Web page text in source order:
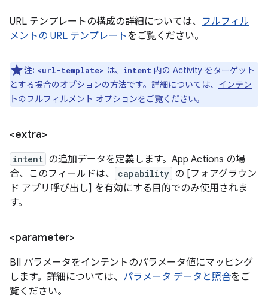
URL テンプレートの構成の詳細については、 フルフィル
メントの URL テンプレートをご覧ください。
注: <url-template> は、 intent 内の Activity をターゲット
とする場合のオプションの方法です。詳細については、 インテン
トのフルフィルメント オプションをご覧ください。
<extra>
intent の追加データを定義します。App Actions の場
合、このフィールドは、
capability の [フォアグラウン
ド アプリ呼び出し] を有効にする目的でのみ使用されま
す。
<parameter>
BII パラメータをインテントのパラメータ値にマッピング
します。詳細については、 パラメータ データと照合をご
覧ください。